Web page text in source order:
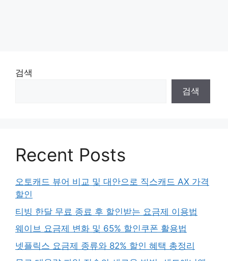
검색
검색
Recent Posts
오토캐드 뷰어 비교 및 대안으로 직스캐드 AX 가격
할인
티빙 한달 무료 종료 후 할인받는 요금제 이용법
웨이브 요금제 변화 및 65% 할인쿠폰 활용법
넷플릭스 요금제 종류와 82% 할인 혜택 총정리